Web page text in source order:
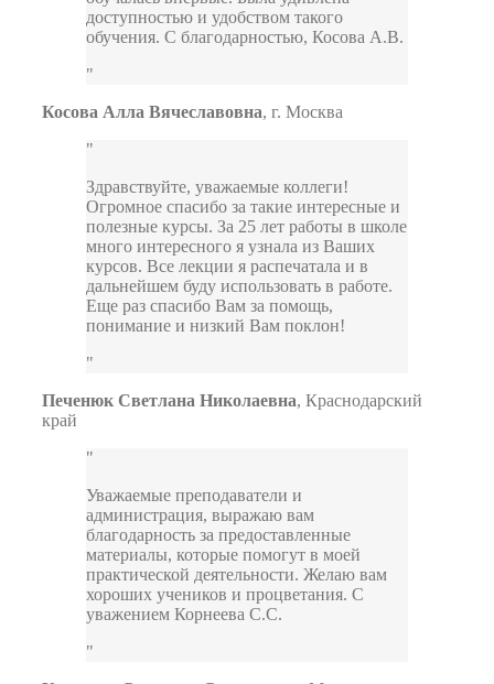
доступностью и удобством такого
обучения. С благодарностью, Косова А.В.
Косова Алла Вячеславовна, г. Москва
Здравствуйте, уважаемые коллеги!
Огромное спасибо за такие интересные и
полезные курсы. За 25 лет работы в школе
много интересного я узнала из Ваших
курсов. Все лекции я распечатала и в
дальнейшем буду использовать в работе.
Еще раз спасибо Вам за помощь,
понимание и низкий Вам поклон!
Печенюк Светлана Николаевна, Краснодарский
край
Уважаемые преподаватели и
администрация, выражаю вам
благодарность за предоставленные
материалы, которые помогут в моей
практической деятельности. Желаю вам
хороших учеников и процветания. С
уважением Корнеева С.С.